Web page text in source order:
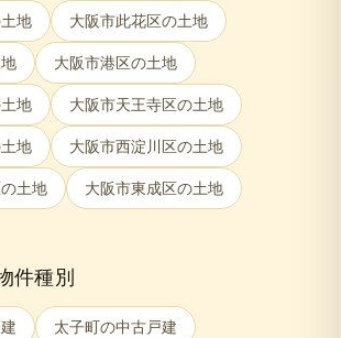
地 大阪市此花区の土地
大阪市港区の土地
地 大阪市天王寺区の土地
地 大阪市西淀川区の土地
の土地 大阪市東成区の土地
件種別
太子町の中古戸建